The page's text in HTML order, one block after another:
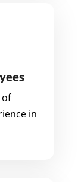
of
in